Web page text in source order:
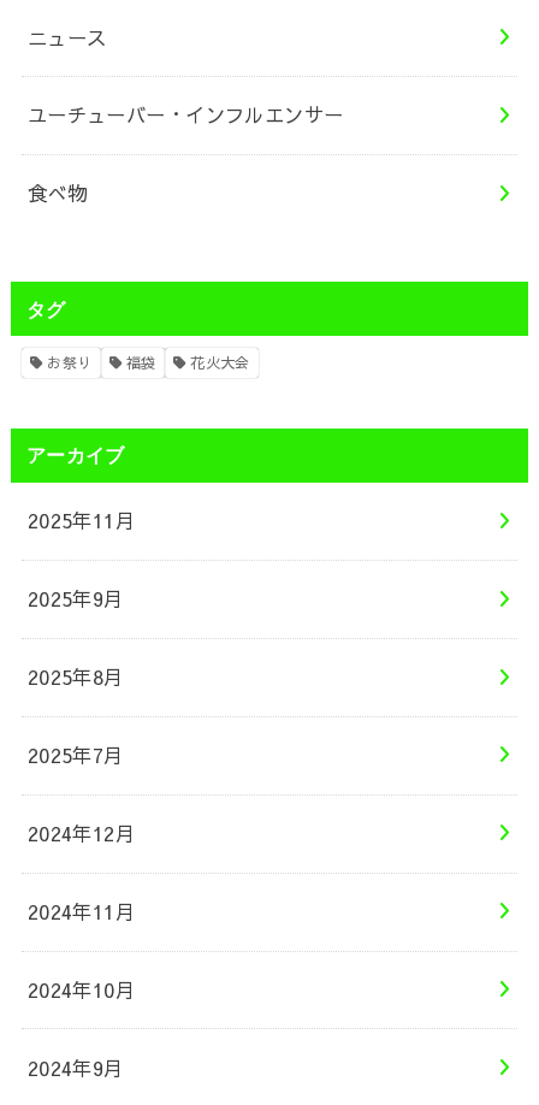
ニュース
ユーチューバー・インフルエンサー
食べ物
タグ
お祭り 福袋 花火大会
アーカイブ
2025年11月
2025年9月
2025年8月
2025年7月
2024年12月
2024年11月
2024年10月
2024年9月